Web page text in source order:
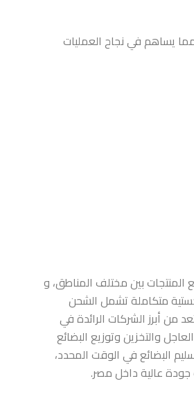
يساهم في نجاح العمليات
بين مختلف المناطق، و
متكاملة تشمل الشحن
من أبرز الشركات الرائدة في
والتخزين وتوزيع البضائع
البضائع في الوقت المحدد،
عالية داخل مصر.